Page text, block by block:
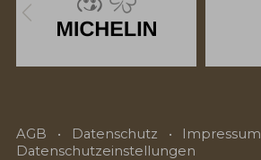
Vorherige
Logos
AGB Datenschutz
Impressum
Datenschutzeinstellungen